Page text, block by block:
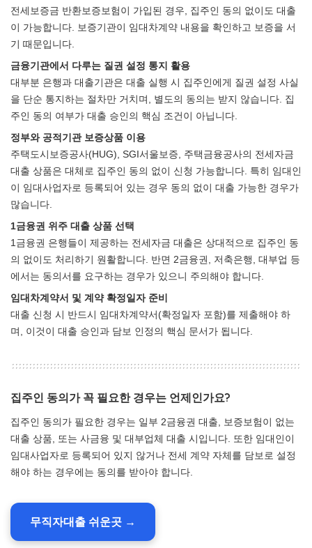
전세보증금 반환보증보험이 가입된 경우, 집주인 동의 없이도 대출
이 가능합니다. 보증기관이 임대차계약 내용을 확인하고 보증을 서
기 때문입니다.
금융기관에서 다루는 질권 설정 통지 활용
대부분 은행과 대출기관은 대출 실행 시 집주인에게 질권 설정 사실
을 단순 통지하는 절차만 거치며, 별도의 동의는 받지 않습니다. 집
주인 동의 여부가 대출 승인의 핵심 조건이 아닙니다.
정부와 공적기관 보증상품 이용
주택도시보증공사(HUG), SGI서울보증, 주택금융공사의 전세자금
대출 상품은 대체로 집주인 동의 없이 신청 가능합니다. 특히 임대인
이 임대사업자로 등록되어 있는 경우 동의 없이 대출 가능한 경우가
많습니다.
1금융권 위주 대출 상품 선택
1금융권 은행들이 제공하는 전세자금 대출은 상대적으로 집주인 동
의 없이도 처리하기 원활합니다. 반면 2금융권, 저축은행, 대부업 등
에서는 동의서를 요구하는 경우가 있으니 주의해야 합니다.
임대차계약서 및 계약 확정일자 준비
대출 신청 시 반드시 임대차계약서(확정일자 포함)를 제출해야 하
며, 이것이 대출 승인과 담보 인정의 핵심 문서가 됩니다.
집주인 동의가 꼭 필요한 경우는 언제인가요?
집주인 동의가 필요한 경우는 일부 2금융권 대출, 보증보험이 없는
대출 상품, 또는 사금융 및 대부업체 대출 시입니다. 또한 임대인이
임대사업자로 등록되어 있지 않거나 전세 계약 자체를 담보로 설정
해야 하는 경우에는 동의를 받아야 합니다.
무직자대출 쉬운곳 →